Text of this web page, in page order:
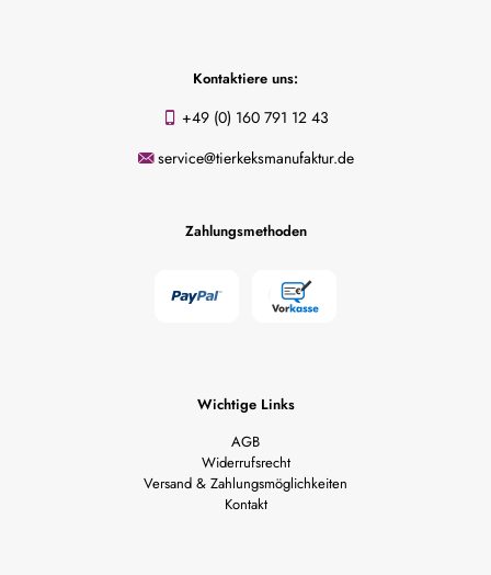
Kontaktiere uns:
+49 (0) 160 791 12 43
service@tierkeksmanufaktur.de
Zahlungsmethoden
Wichtige Links
AGB
Widerrufsrecht
Versand & Zahlungsmöglichkeiten
Kontakt